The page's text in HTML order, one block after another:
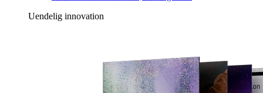
Uendelig innovation